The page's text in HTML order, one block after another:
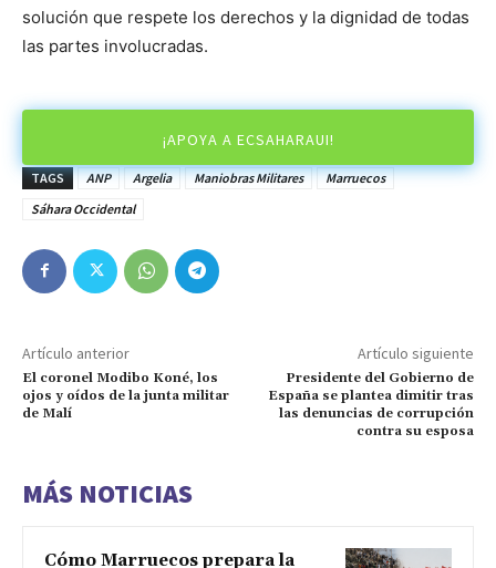
solución que respete los derechos y la dignidad de todas
las partes involucradas.
¡APOYA A ECSAHARAUI!
TAGS ANP Argelia Maniobras Militares
Marruecos
Sáhara Occidental
Artículo anterior
El coronel Modibo Koné, los
ojos y oídos de la junta militar
de Malí
Artículo siguiente
Presidente del Gobierno de
España se plantea dimitir tras
las denuncias de corrupción
contra su esposa
MÁS NOTICIAS
Cómo Marruecos prepara la